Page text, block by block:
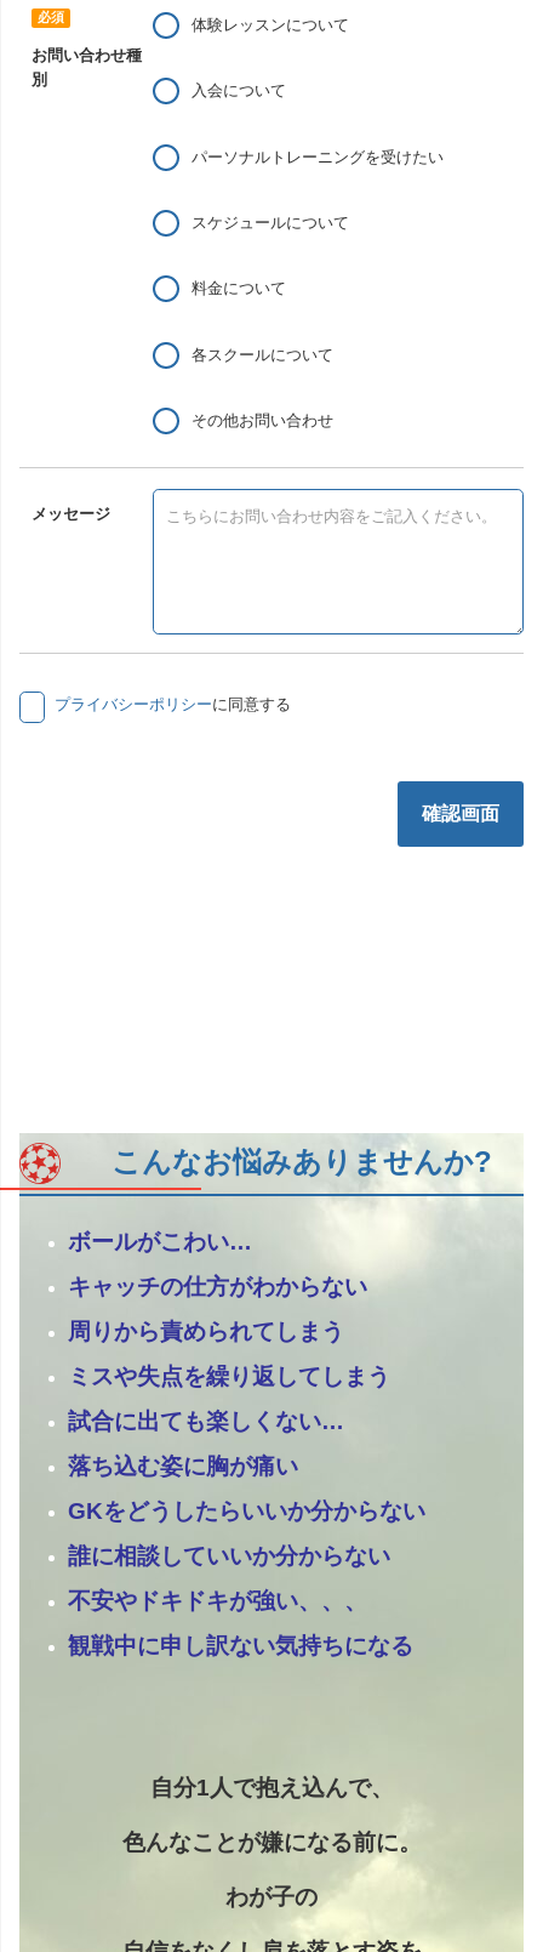
お問い合わせ種
別
体験レッスンについて
入会について
パーソナルトレーニングを受けたい
スケジュールについて
料金について
各スクールについて
その他お問い合わせ
メッセージ
プライバシーポリシーに同意する
確認画面
こんなお悩みありませんか?
ボールがこわい…
キャッチの仕方がわからない
周りから責められてしまう
ミスや失点を繰り返してしまう
試合に出ても楽しくない…
落ち込む姿に胸が痛い
GKをどうしたらいいか分からない
誰に相談していいか分からない
不安やドキドキが強い、、、
観戦中に申し訳ない気持ちになる
自分1人で抱え込んで、
色んなことが嫌になる前に。
わが子の